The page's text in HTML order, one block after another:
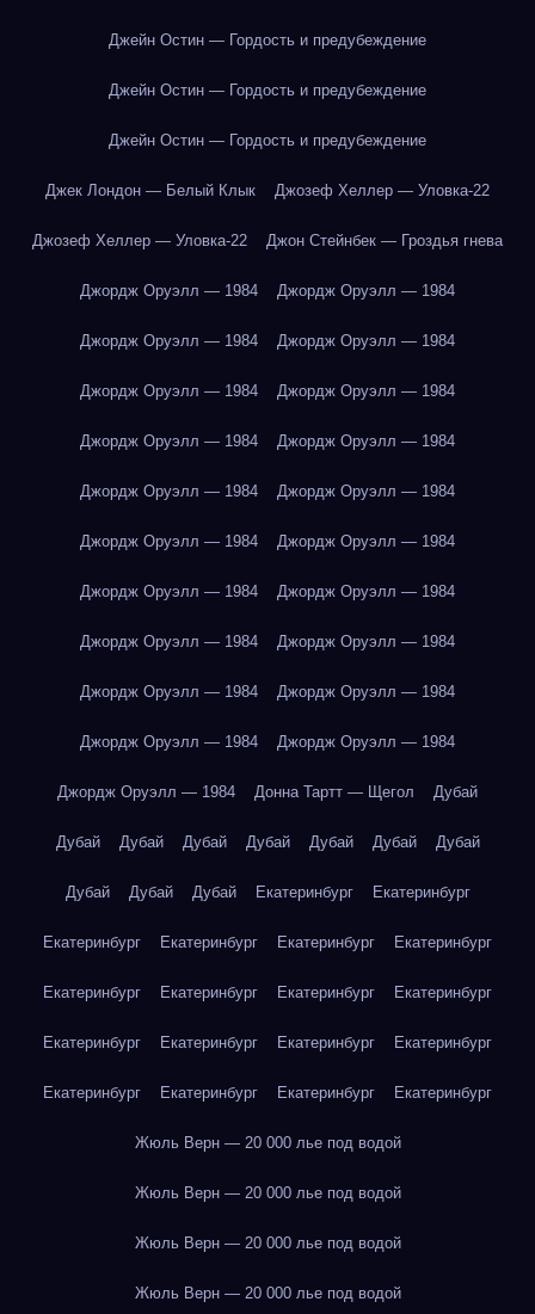
Джейн Остин — Гордость и предубеждение
Джейн Остин — Гордость и предубеждение
Джейн Остин — Гордость и предубеждение
Джек Лондон — Белый Клык Джозеф Хеллер — Уловка-22
Джозеф Хеллер — Уловка-22 Джон Стейнбек — Гроздья гнева
Джордж Оруэлл — 1984 Джордж Оруэлл — 1984
Джордж Оруэлл — 1984 Джордж Оруэлл — 1984
Джордж Оруэлл — 1984 Джордж Оруэлл — 1984
Джордж Оруэлл — 1984 Джордж Оруэлл — 1984
Джордж Оруэлл — 1984 Джордж Оруэлл — 1984
Джордж Оруэлл — 1984 Джордж Оруэлл — 1984
Джордж Оруэлл — 1984 Джордж Оруэлл — 1984
Джордж Оруэлл — 1984 Джордж Оруэлл — 1984
Джордж Оруэлл — 1984 Джордж Оруэлл — 1984
Джордж Оруэлл — 1984 Джордж Оруэлл — 1984
Джордж Оруэлл — 1984 Донна Тартт — Щегол Дубай
Дубай Дубай Дубай Дубай Дубай Дубай Дубай
Дубай Дубай Дубай Екатеринбург Екатеринбург
Екатеринбург Екатеринбург Екатеринбург Екатеринбург
Екатеринбург Екатеринбург Екатеринбург Екатеринбург
Екатеринбург Екатеринбург Екатеринбург Екатеринбург
Екатеринбург Екатеринбург Екатеринбург Екатеринбург
Жюль Верн — 20 000 лье под водой
Жюль Верн — 20 000 лье под водой
Жюль Верн — 20 000 лье под водой
Жюль Верн — 20 000 лье под водой